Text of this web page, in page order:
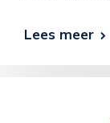
Lees meer